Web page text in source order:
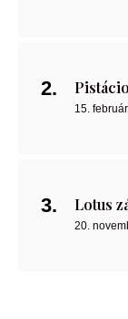
15.
Lotus
20.